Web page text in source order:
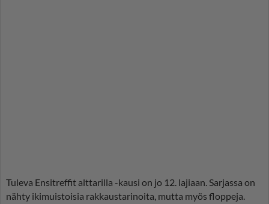
Tuleva Ensitreffit alttarilla -kausi on jo 12. lajiaan. Sarjassa on
nähty ikimuistoisia rakkaustarinoita, mutta myös floppeja.